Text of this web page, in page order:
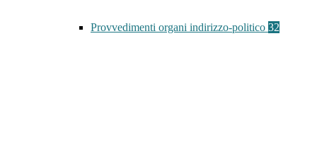
Provvedimenti organi indirizzo-politico 32